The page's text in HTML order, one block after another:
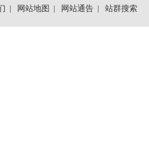
| 网站地图 | 网站通告 | 站群搜索